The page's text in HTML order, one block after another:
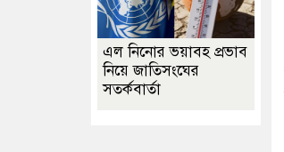
এল নিনোর ভয়াবহ প্রভাব
নিয়ে জাতিসংঘের
সতর্কবার্তা